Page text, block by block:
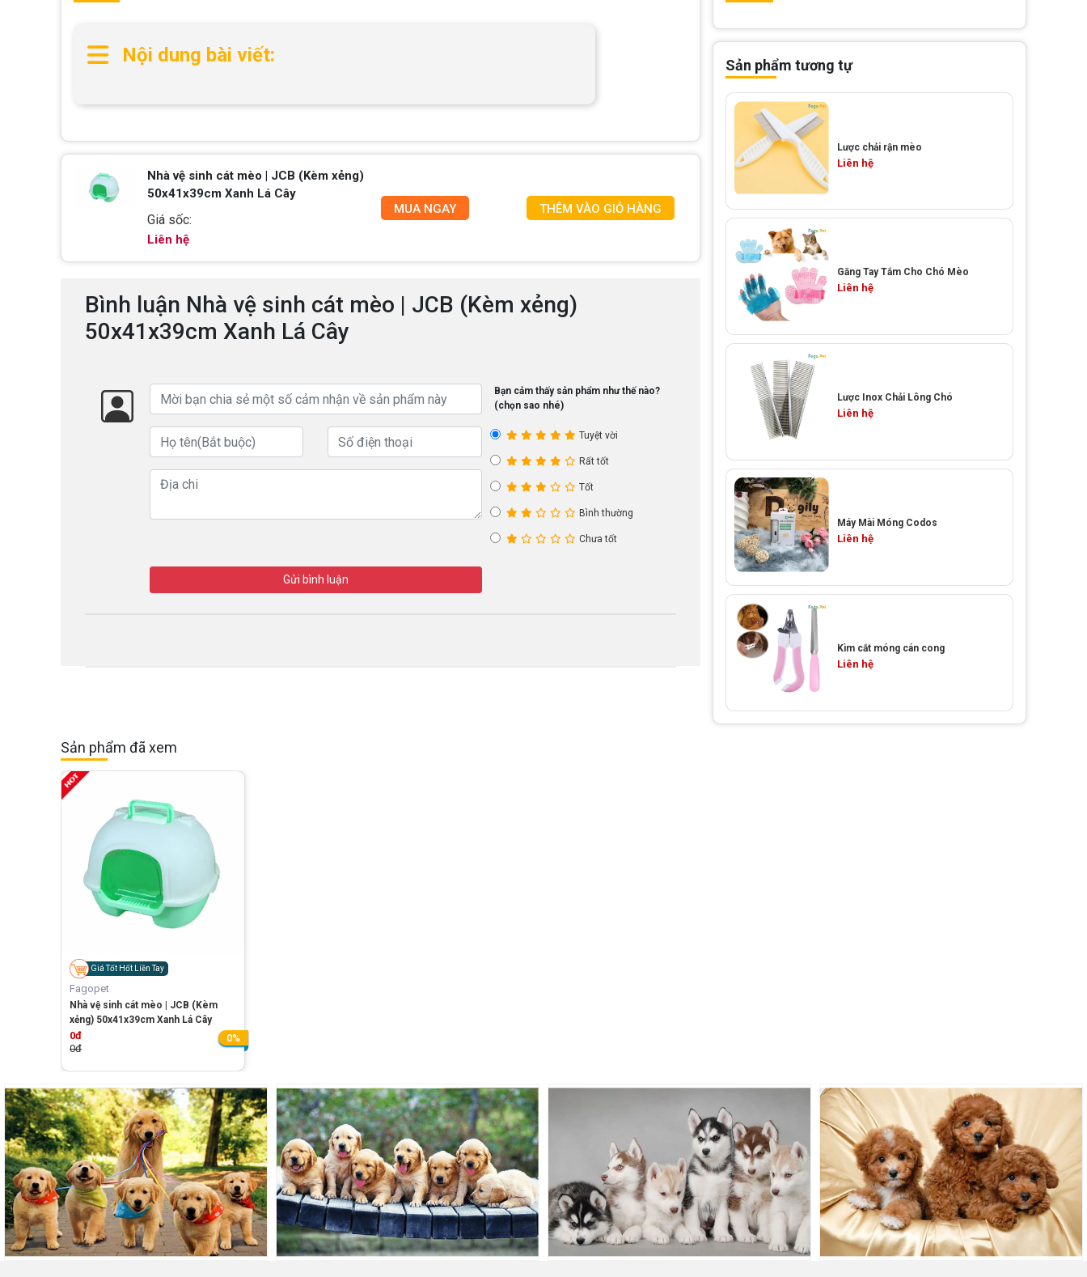
Nội dung bài viết:
Nhà vệ sinh cát mèo | JCB (Kèm xẻng)
50x41x39cm Xanh Lá Cây
Giá sốc:
Liên hệ
MUA NGAY THÊM VÀO GIỎ HÀNG
Bình luận Nhà vệ sinh cát mèo | JCB (Kèm xẻng)
50x41x39cm Xanh Lá Cây
Bạn cảm thấy sản phẩm như thế nào?
(chọn sao nhé)
Tuyệt vời
Rất tốt
Tốt
Bình thường
Chưa tốt
Gửi bình luận
Sản phẩm tương tự
Lược chải rận mèo
Liên hệ
Găng Tay Tắm Cho Chó Mèo
Liên hệ
Lược Inox Chải Lông Chó
Liên hệ
Máy Mài Móng Codos
Liên hệ
Kìm cắt móng cán cong
Liên hệ
Sản phẩm đã xem
Giá Tốt Hốt Liền Tay
Fagopet
Nhà vệ sinh cát mèo | JCB (Kèm
xẻng) 50x41x39cm Xanh Lá Cây
0đ
0đ
0%